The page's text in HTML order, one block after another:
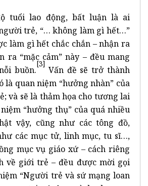
tuổi lao động, bất luận là ai
trẻ, “… không làm gì hết…”
làm gì hết chắc chắn – nhận ra
ra “mặc cảm” này – đều mang
buồn.
[3]
Vấn đề sẽ trở thành
là quan niệm “hưởng nhàn” của
và sẽ là thảm họa cho tương lai
“hưởng thụ” của quá nhiều
vậy, cũng như các tông đồ,
các mục tử, linh mục, tu sĩ…,
mục vụ giáo xứ – cách riêng
về giới trẻ – đều được mời gọi
“Người trẻ và sứ mạng loan